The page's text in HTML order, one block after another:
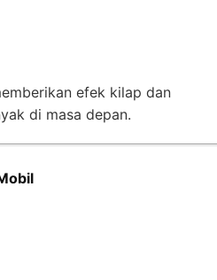
efek kilap dan
di masa depan.